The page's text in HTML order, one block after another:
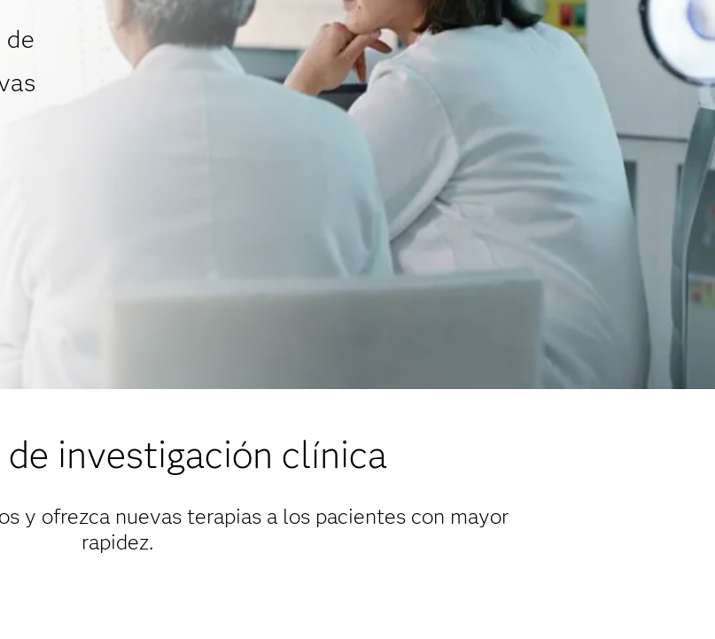
investigación clínica
y ofrezca nuevas terapias a los pacientes con mayor
rapidez.